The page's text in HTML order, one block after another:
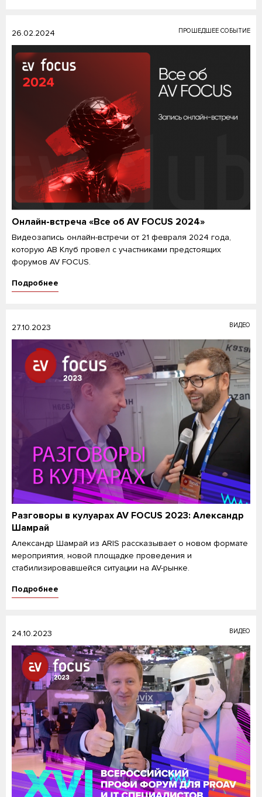
26.02.2024 ПРОШЕДШЕЕ СОБЫТИЕ
Онлайн-встреча «Все об AV FOCUS 2024»
Видеозапись онлайн-встречи от 21 февраля 2024 года,
которую АВ Клуб провел с участниками предстоящих
форумов AV FOCUS.
Подробнее
27.10.2023 ВИДЕО
Разговоры в кулуарах AV FOCUS 2023: Александр
Шамрай
Александр Шамрай из ARIS рассказывает о новом формате
мероприятия, новой площадке проведения и
стабилизировавшейся ситуации на AV-рынке.
Подробнее
24.10.2023 ВИДЕО